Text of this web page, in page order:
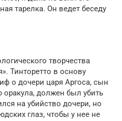
тарелка. Он ведет беседу
творчества
Тинторетто в основу
о дочери царя Аргоса, сын
оракула, должен был убить
на убийство дочери, но
глаз, чтобы у нее не